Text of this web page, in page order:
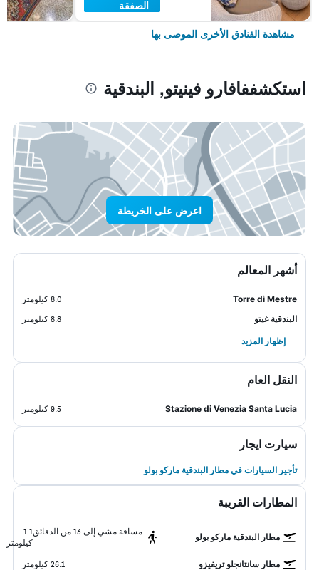
الصفقة
مشاهدة الفنادق الأخرى الموصى بها
استكشففافارو فينيتو, البندقية
اعرض على الخريطة
أشهر المعالم
Torre di Mestre
8.0 كيلومتر
البندقية غيتو
8.8 كيلومتر
إظهار المزيد
النقل العام
Stazione di Venezia Santa Lucia 9.5 كيلومتر
سيارت ايجار
تأجير السيارات في مطار البندقية ماركو بولو
المطارات القريبة
مطار البندقية ماركو بولو
مسافة مشي إلى 13 من الدقائق
1.1
كيلومتر
مطار سانتانجلو تريفيزو
26.1 كيلومتر